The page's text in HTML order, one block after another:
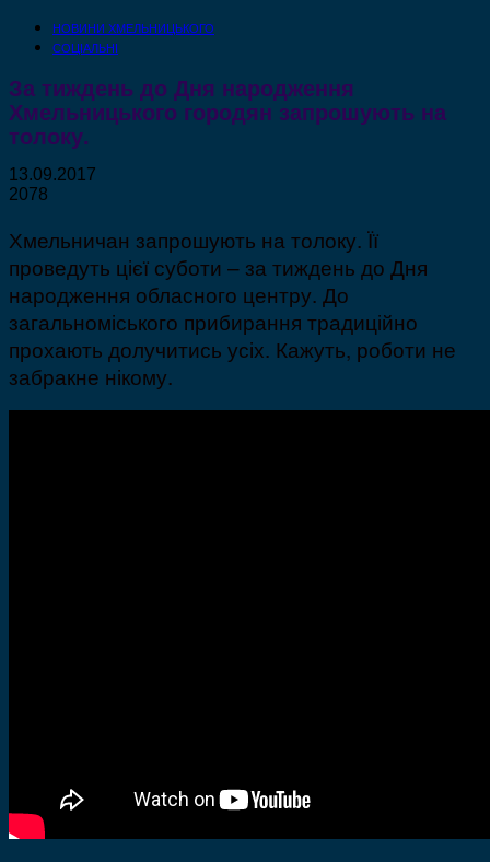
НОВИНИ ХМЕЛЬНИЦЬКОГО
СОЦІАЛЬНІ
За тиждень до Дня народження
Хмельницького городян запрошують на
толоку.
13.09.2017
2078
Хмельничан запрошують на толоку. Її
проведуть цієї суботи – за тиждень до Дня
народження обласного центру. До
загальноміського прибирання традиційно
прохають долучитись усіх. Кажуть, роботи не
забракне нікому.